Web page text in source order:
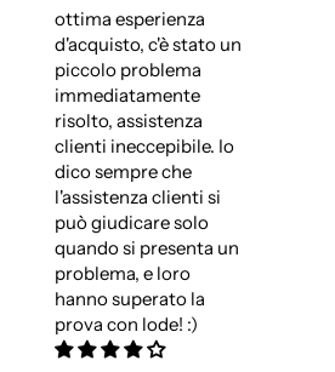
ottima esperienza
d'acquisto, c'è stato un
piccolo problema
immediatamente
risolto, assistenza
clienti ineccepibile. Io
dico sempre che
l'assistenza clienti si
può giudicare solo
quando si presenta un
problema, e loro
hanno superato la
prova con lode! :)